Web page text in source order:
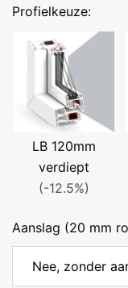
Profielkeuze:
LB 120mm
verdiept
(-12.5%)
Aanslag (20 mm